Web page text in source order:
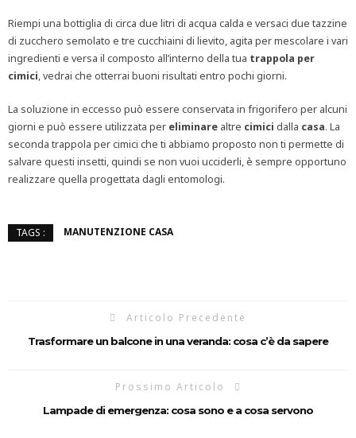
Riempi una bottiglia di circa due litri di acqua calda e versaci due tazzine
di zucchero semolato e tre cucchiaini di lievito, agita per mescolare i vari
ingredienti e versa il composto all’interno della tua trappola per
cimici, vedrai che otterrai buoni risultati entro pochi giorni.
La soluzione in eccesso può essere conservata in frigorifero per alcuni
giorni e può essere utilizzata per eliminare altre cimici dalla casa. La
seconda trappola per cimici che ti abbiamo proposto non ti permette di
salvare questi insetti, quindi se non vuoi ucciderli, è sempre opportuno
realizzare quella progettata dagli entomologi.
TAGS : MANUTENZIONE CASA
Articolo Precedente
Trasformare un balcone in una veranda: cosa c’è da sapere
Prossimo Articolo
Lampade di emergenza: cosa sono e a cosa servono